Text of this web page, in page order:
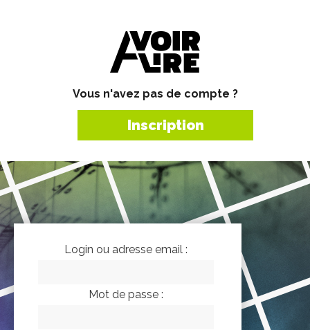
Vous n'avez pas de compte ?
Inscription
Login ou adresse email :
Mot de passe :